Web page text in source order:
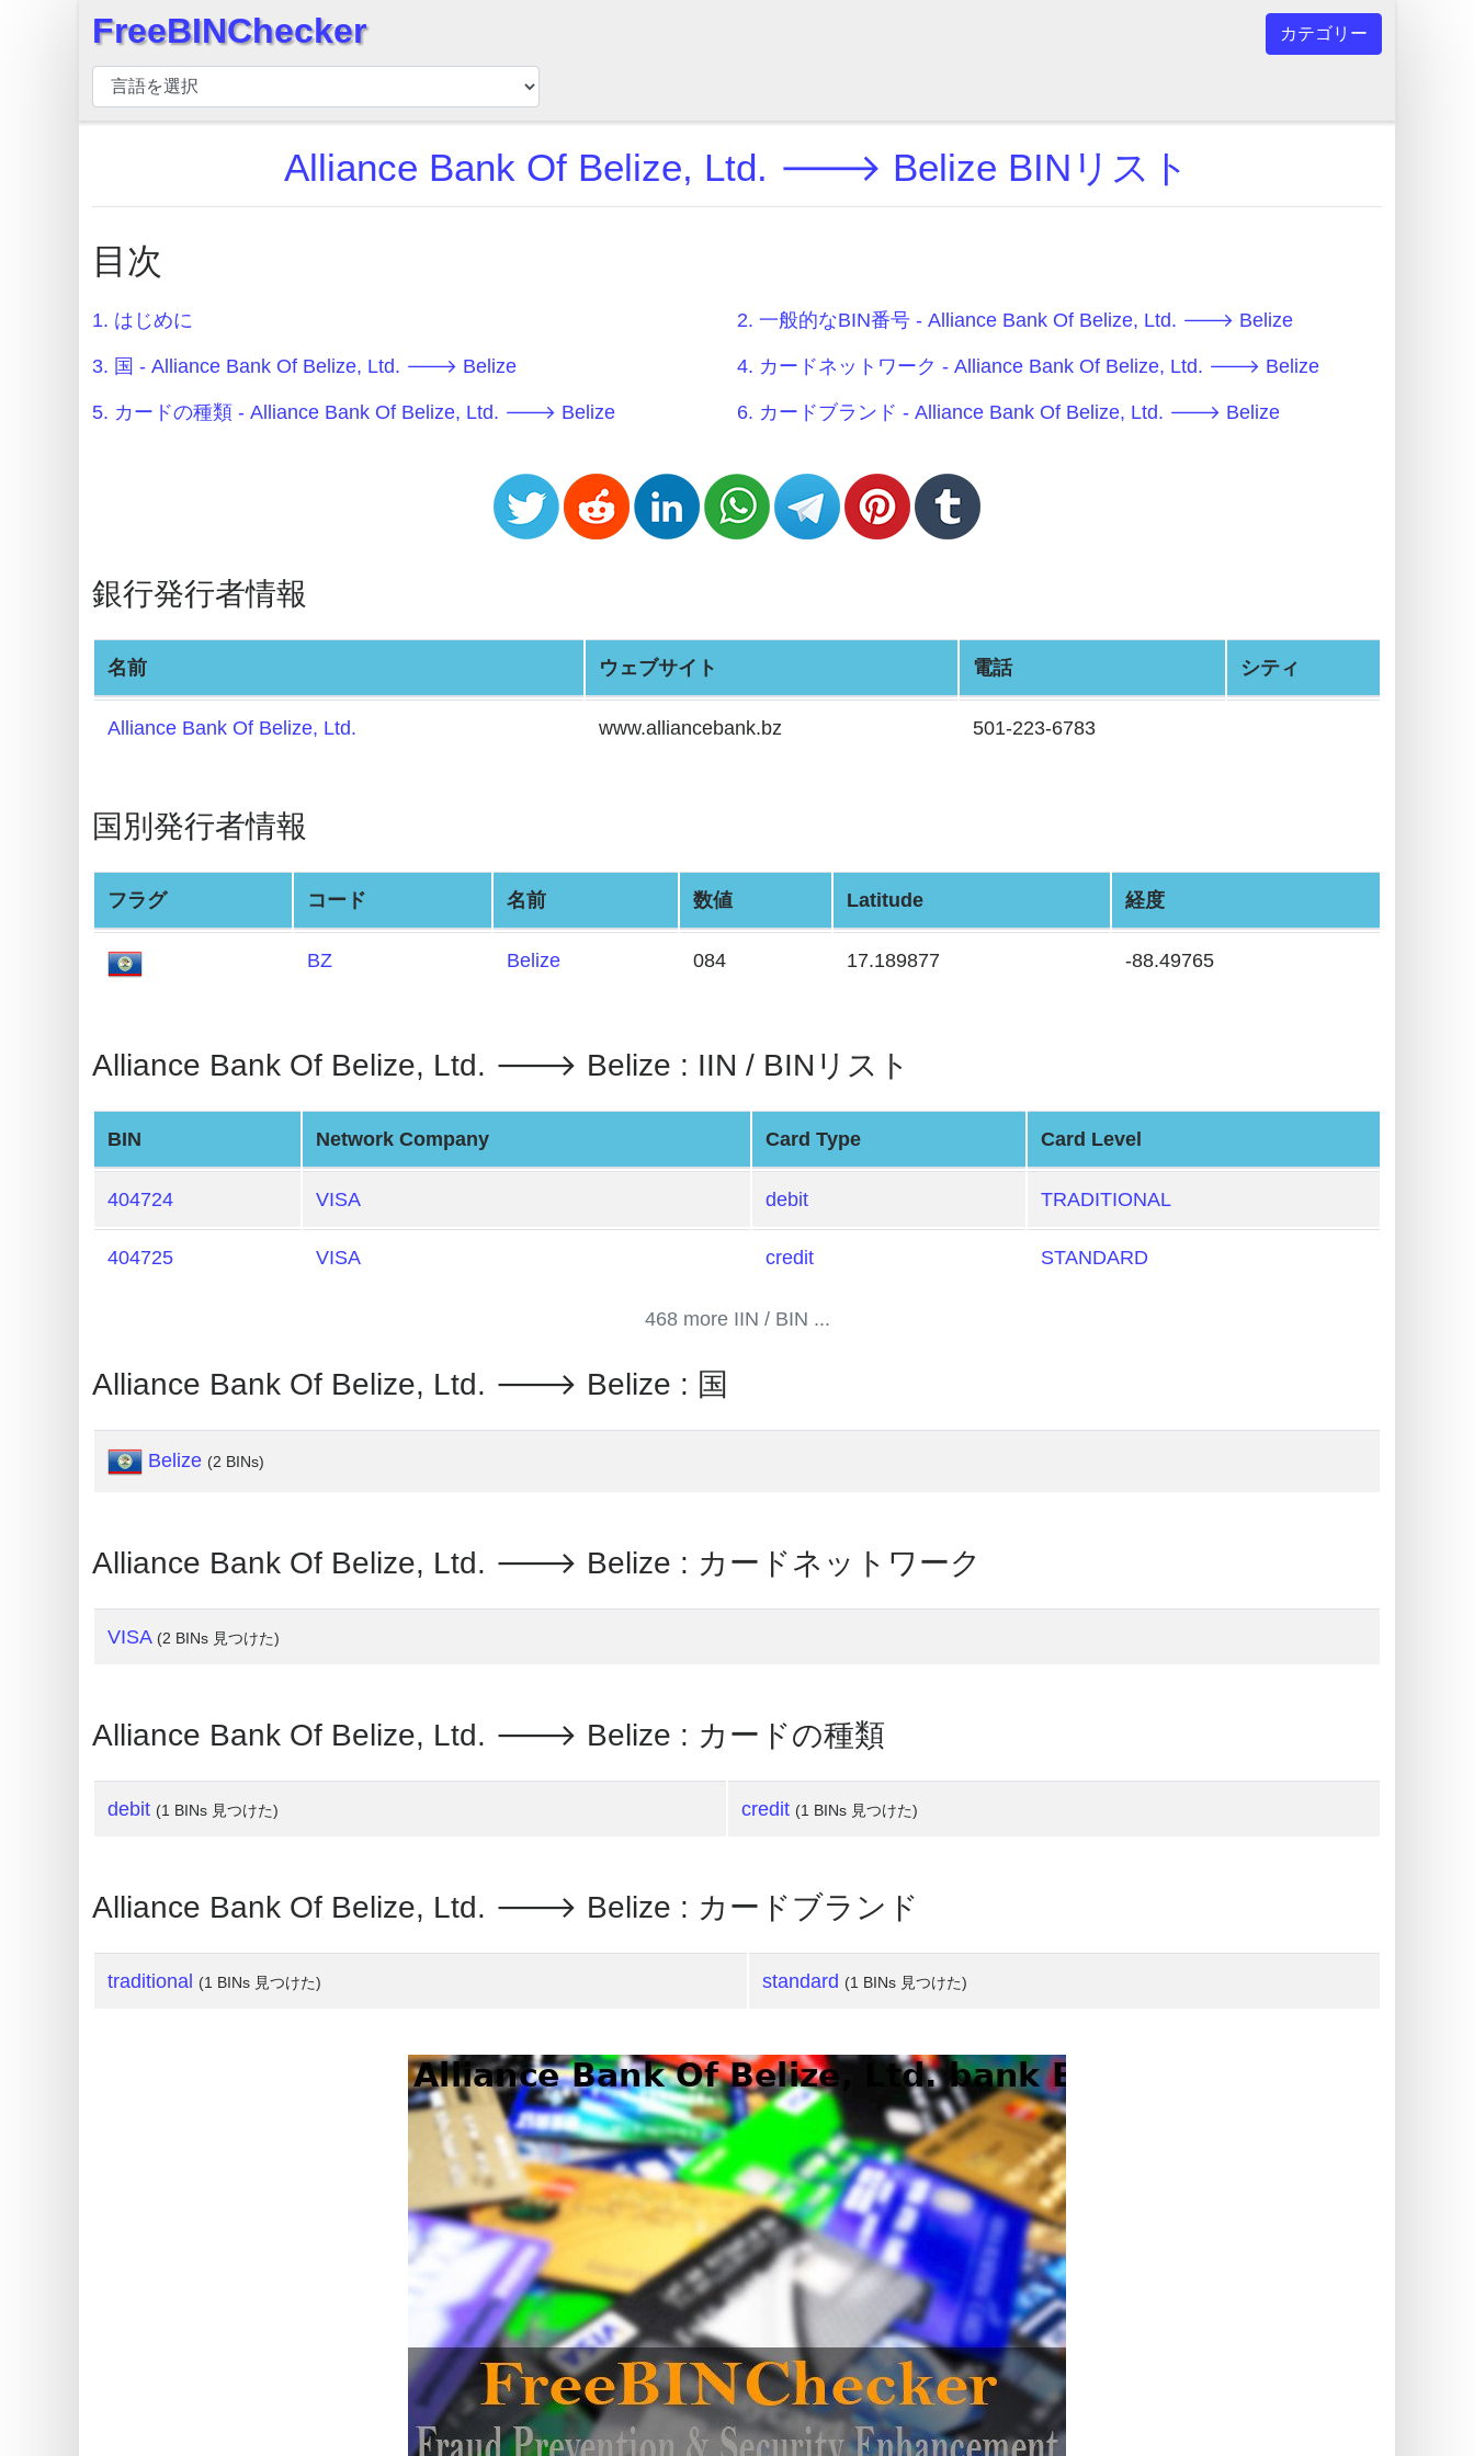
BIN
チ
BIN
索
BIN
号
BIN
v2
BIN
CC
Banks
Credit
Card
Validator
Credit
Random
Card
Generator
Generate
Credit
Card
Card
Service
My
Address
Lookup
Checker
FreeBINChecker カテゴリー
Alliance Bank Of Belize, Ltd. 🡒 Belize BINリスト
目次
1. はじめに 2. 一般的なBIN番号 - Alliance Bank Of Belize, Ltd. 🡒 Belize
3. 国 - Alliance Bank Of Belize, Ltd. 🡒 Belize 4. カードネットワーク - Alliance Bank Of Belize, Ltd. 🡒 Belize
5. カードの種類 - Alliance Bank Of Belize, Ltd. 🡒 Belize 6. カードブランド - Alliance Bank Of Belize, Ltd. 🡒 Belize
銀行発行者情報
名前 ウェブサイト 電話 シティ
Alliance Bank Of Belize, Ltd. www.alliancebank.bz 501-223-6783
国別発行者情報
フラグ コード 名前 数値 Latitude 経度
BZ Belize 084 17.189877 -88.49765
Alliance Bank Of Belize, Ltd. 🡒 Belize : IIN / BINリスト
BIN Network Company Card Type Card Level
404724 VISA debit TRADITIONAL
404725 VISA credit STANDARD
468 more IIN / BIN ...
Alliance Bank Of Belize, Ltd. 🡒 Belize : 国
Belize (2 BINs)
Alliance Bank Of Belize, Ltd. 🡒 Belize : カードネットワーク
VISA (2 BINs 見つけた)
Alliance Bank Of Belize, Ltd. 🡒 Belize : カードの種類
debit (1 BINs 見つけた) credit (1 BINs 見つけた)
Alliance Bank Of Belize, Ltd. 🡒 Belize : カードブランド
traditional (1 BINs 見つけた) standard (1 BINs 見つけた)